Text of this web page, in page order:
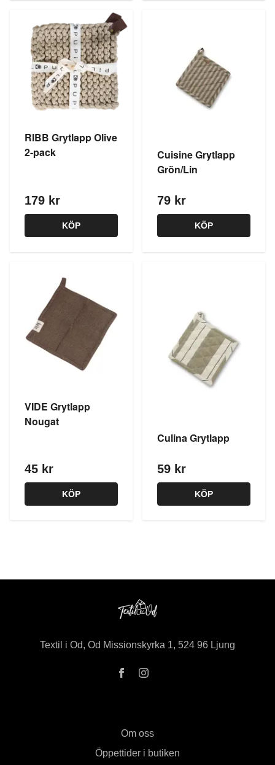
RIBB Grytlapp Olive
2-pack
179 kr
KÖP
Cuisine Grytlapp
Grön/Lin
79 kr
KÖP
VIDE Grytlapp
Nougat
45 kr
KÖP
Culina Grytlapp
59 kr
KÖP
Textil i Od, Od Missionskyrka 1, 524 96 Ljung
Om oss
Öppettider i butiken